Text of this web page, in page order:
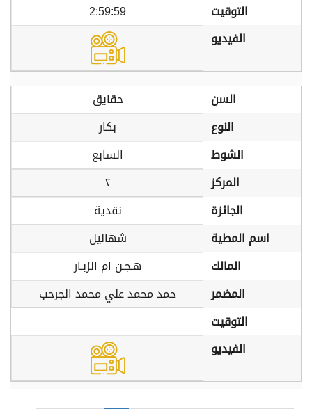
التوقيت
2:59:59
الفيديو
السن
حقايق
النوع
بكار
الشوط
السابع
المركز
٢
الجائزة
نقدية
اسم المطية
شهاليل
المالك
هـجـن ام الزبـار
المضمر
حمد محمد علي محمد الجرحب
التوقيت
الفيديو